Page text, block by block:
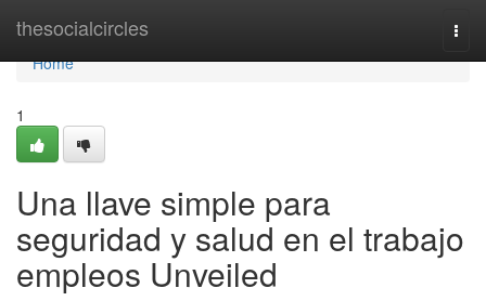
thesocialcircles
Home
Home
1
Una llave simple para
seguridad y salud en el trabajo
empleos Unveiled